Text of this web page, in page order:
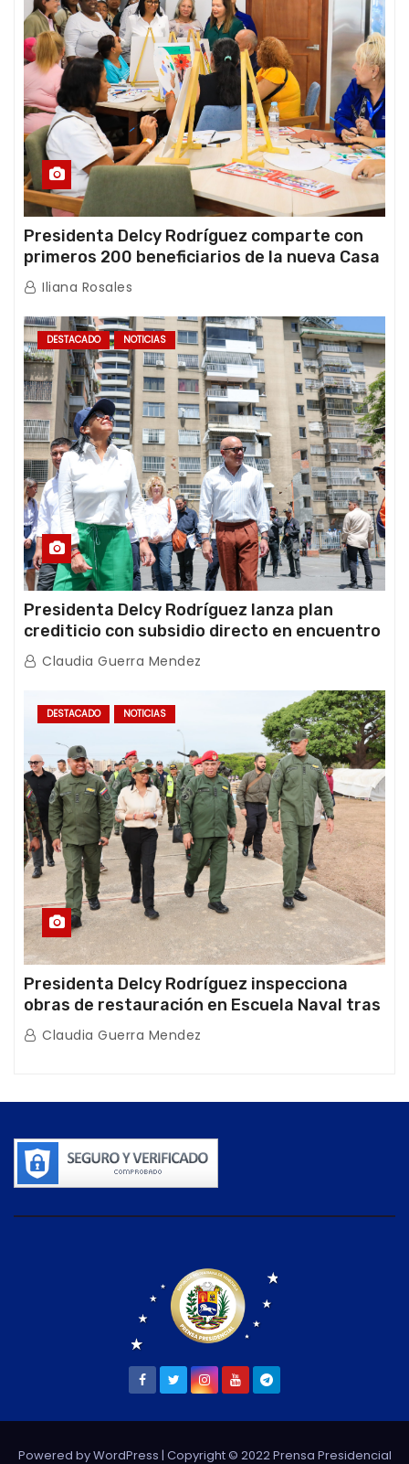
Presidenta Delcy Rodríguez comparte con
primeros 200 beneficiarios de la nueva Casa
de los Abuelos “La Primavera” en Caracas
Iliana Rosales
DESTACADO NOTICIAS
Presidenta Delcy Rodríguez lanza plan
crediticio con subsidio directo en encuentro
con Juntas de Condominio
Claudia Guerra Mendez
DESTACADO NOTICIAS
Presidenta Delcy Rodríguez inspecciona
obras de restauración en Escuela Naval tras
afectaciones sísmicas en La Guaira
Claudia Guerra Mendez
Powered by WordPress | Copyright © 2022 Prensa Presidencial